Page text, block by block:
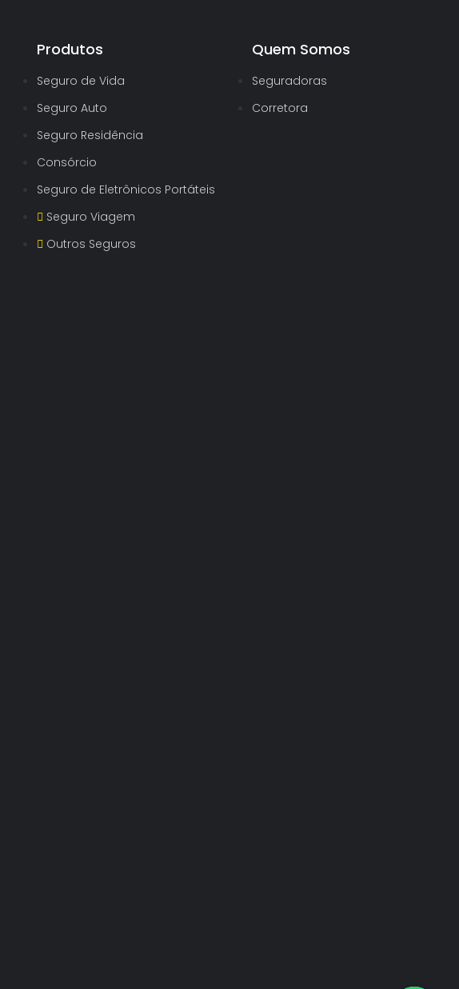
Produtos
Seguro de Vida
Seguro Auto
Seguro Residência
Consórcio
Seguro de Eletrônicos Portáteis
Seguro Viagem
Outros Seguros
Quem Somos
Seguradoras
Corretora